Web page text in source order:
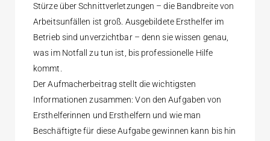
Stürze über Schnittverletzungen – die Bandbreite von
Arbeitsunfällen ist groß. Ausgebildete Ersthelfer im
Betrieb sind unverzichtbar – denn sie wissen genau,
was im Notfall zu tun ist, bis professionelle Hilfe
kommt.
Der Aufmacherbeitrag stellt die wichtigsten
Informationen zusammen: Von den Aufgaben von
Ersthelferinnen und Ersthelfern und wie man
Beschäftigte für diese Aufgabe gewinnen kann bis hin